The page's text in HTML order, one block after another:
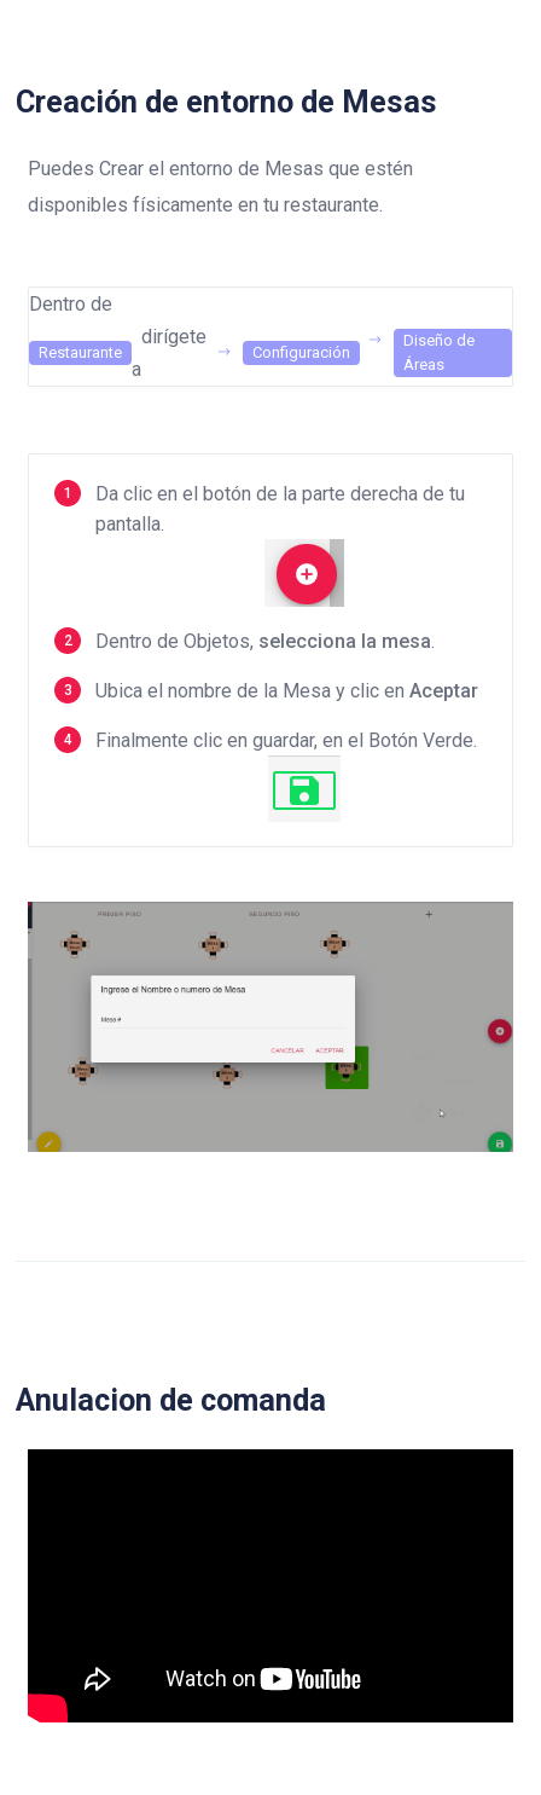
Creación de entorno de Mesas
Puedes Crear el entorno de Mesas que estén
disponibles físicamente en tu restaurante.
Dentro de
Restaurante
dirígete
a
Configuración
Diseño de
Áreas
Da clic en el botón de la parte derecha de tu
pantalla.
Dentro de Objetos, selecciona la mesa.
Ubica el nombre de la Mesa y clic en Aceptar
Finalmente clic en guardar, en el Botón Verde.
Anulacion de comanda